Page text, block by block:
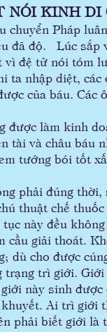
NÓI KINH
Pháp luân
đã độ. Lúc sắp
vì đệ tử nói tóm
nhập diệt, các
của báu.
làm kinh
tài và châu báu
tướng bói tốt
đúng thời,
thuật chế
này đều
cầu giải thoát.
dù cho được
trì giới. Giới
này sinh
Ai trì giới
phải biết giới là